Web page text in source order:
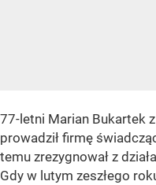
77-letni Marian Bukartek
prowadził firmę
temu zrezygnował z
Gdy w lutym zeszłego